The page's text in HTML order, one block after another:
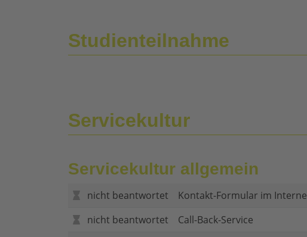
Studienteilnahme
Servicekultur
Servicekultur allgemein
nicht beantwortet
Kontakt-Formular im
nicht beantwortet
Call-Back-Service